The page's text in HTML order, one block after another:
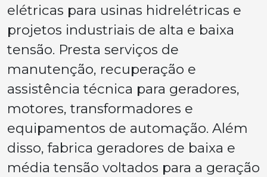
elétricas para usinas hidrelétricas e
projetos industriais de alta e baixa
tensão. Presta serviços de
manutenção, recuperação e
assistência técnica para geradores,
motores, transformadores e
equipamentos de automação. Além
disso, fabrica geradores de baixa e
média tensão voltados para a geração